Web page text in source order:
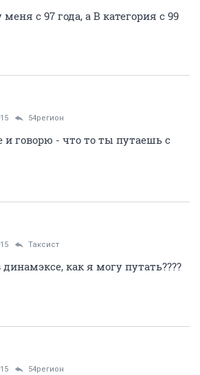
с 97 года, а B категория с 99
54регион
и говорю - что то ты путаешь с
Таксист
как я могу путать????
54регион